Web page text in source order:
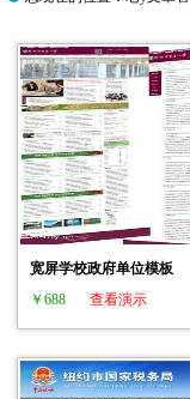
宽屏学校政府单位模板
￥688
查看演示